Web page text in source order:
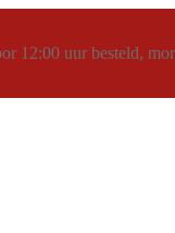
12:00 uur besteld,